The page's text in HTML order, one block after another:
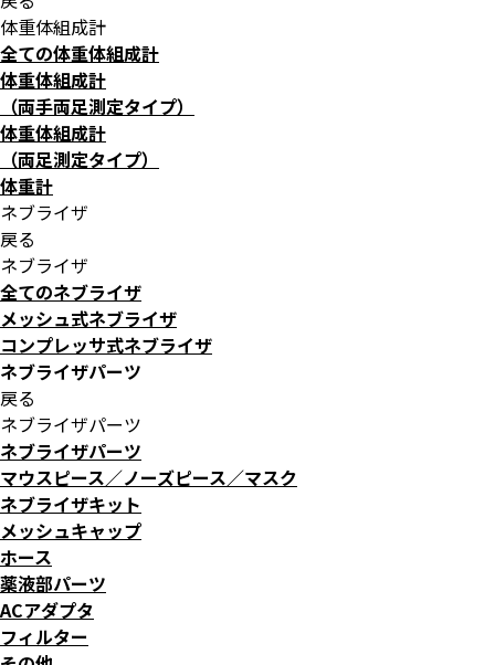
体重体組成計
全ての体重体組成計
体重体組成計
（両手両足測定タイプ）
体重体組成計
（両足測定タイプ）
体重計
ネブライザ
戻る
ネブライザ
全てのネブライザ
メッシュ式ネブライザ
コンプレッサ式ネブライザ
ネブライザパーツ
戻る
ネブライザパーツ
ネブライザパーツ
マウスピース／ノーズピース／マスク
ネブライザキット
メッシュキャップ
ホース
薬液部パーツ
ACアダプタ
フィルター